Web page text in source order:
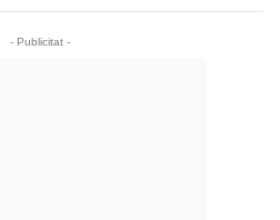
- Publicitat -